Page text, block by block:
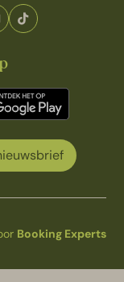
Booking Experts